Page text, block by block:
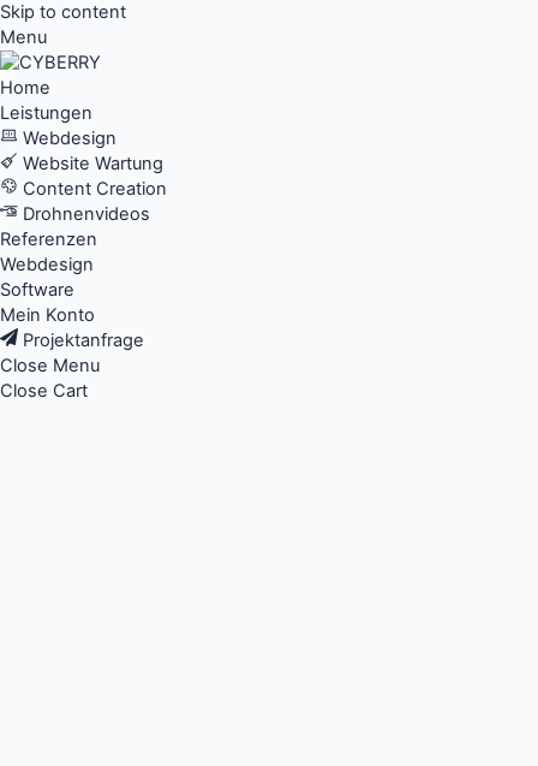
Skip to content
Menu
Home
Leistungen
Webdesign
Website Wartung
Content Creation
Drohnenvideos
Referenzen
Webdesign
Software
Mein Konto
Projektanfrage
Close Menu
Close Cart